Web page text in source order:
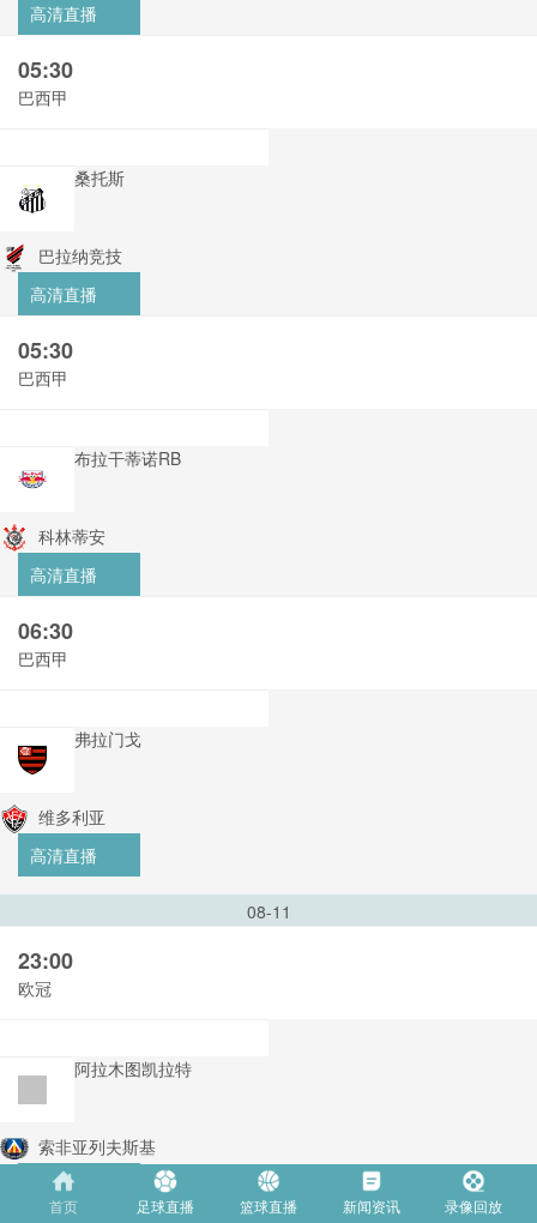
高清直播
05:30
巴西甲
桑托斯
巴拉纳竞技
高清直播
05:30
巴西甲
布拉干蒂诺RB
科林蒂安
高清直播
06:30
巴西甲
弗拉门戈
维多利亚
高清直播
08-11
23:00
欧冠
阿拉木图凯拉特
索非亚列夫斯基
高清直播
首页 足球直播 篮球直播 新闻资讯 录像回放